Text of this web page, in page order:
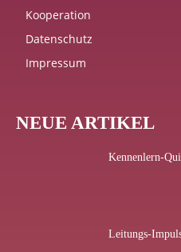
Kooperation
Datenschutz
Impressum
NEUE ARTIKEL
Kennenlern-
Leitungs-